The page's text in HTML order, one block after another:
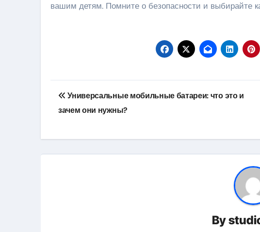
вашим детям. Помните о безопасности и выбирайте
Навигация
по
Универсальные мобильные батареи: что это и
зачем они нужны?
By